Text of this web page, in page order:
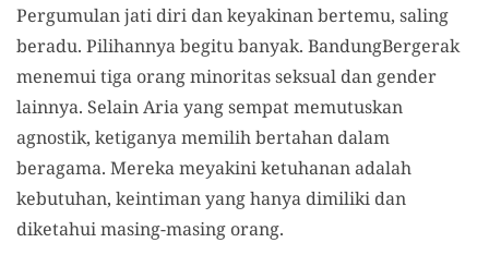
Pergumulan jati diri dan keyakinan bertemu, saling
beradu. Pilihannya begitu banyak. BandungBergerak
menemui tiga orang minoritas seksual dan gender
lainnya. Selain Aria yang sempat memutuskan
agnostik, ketiganya memilih bertahan dalam
beragama. Mereka meyakini ketuhanan adalah
kebutuhan, keintiman yang hanya dimiliki dan
diketahui masing-masing orang.